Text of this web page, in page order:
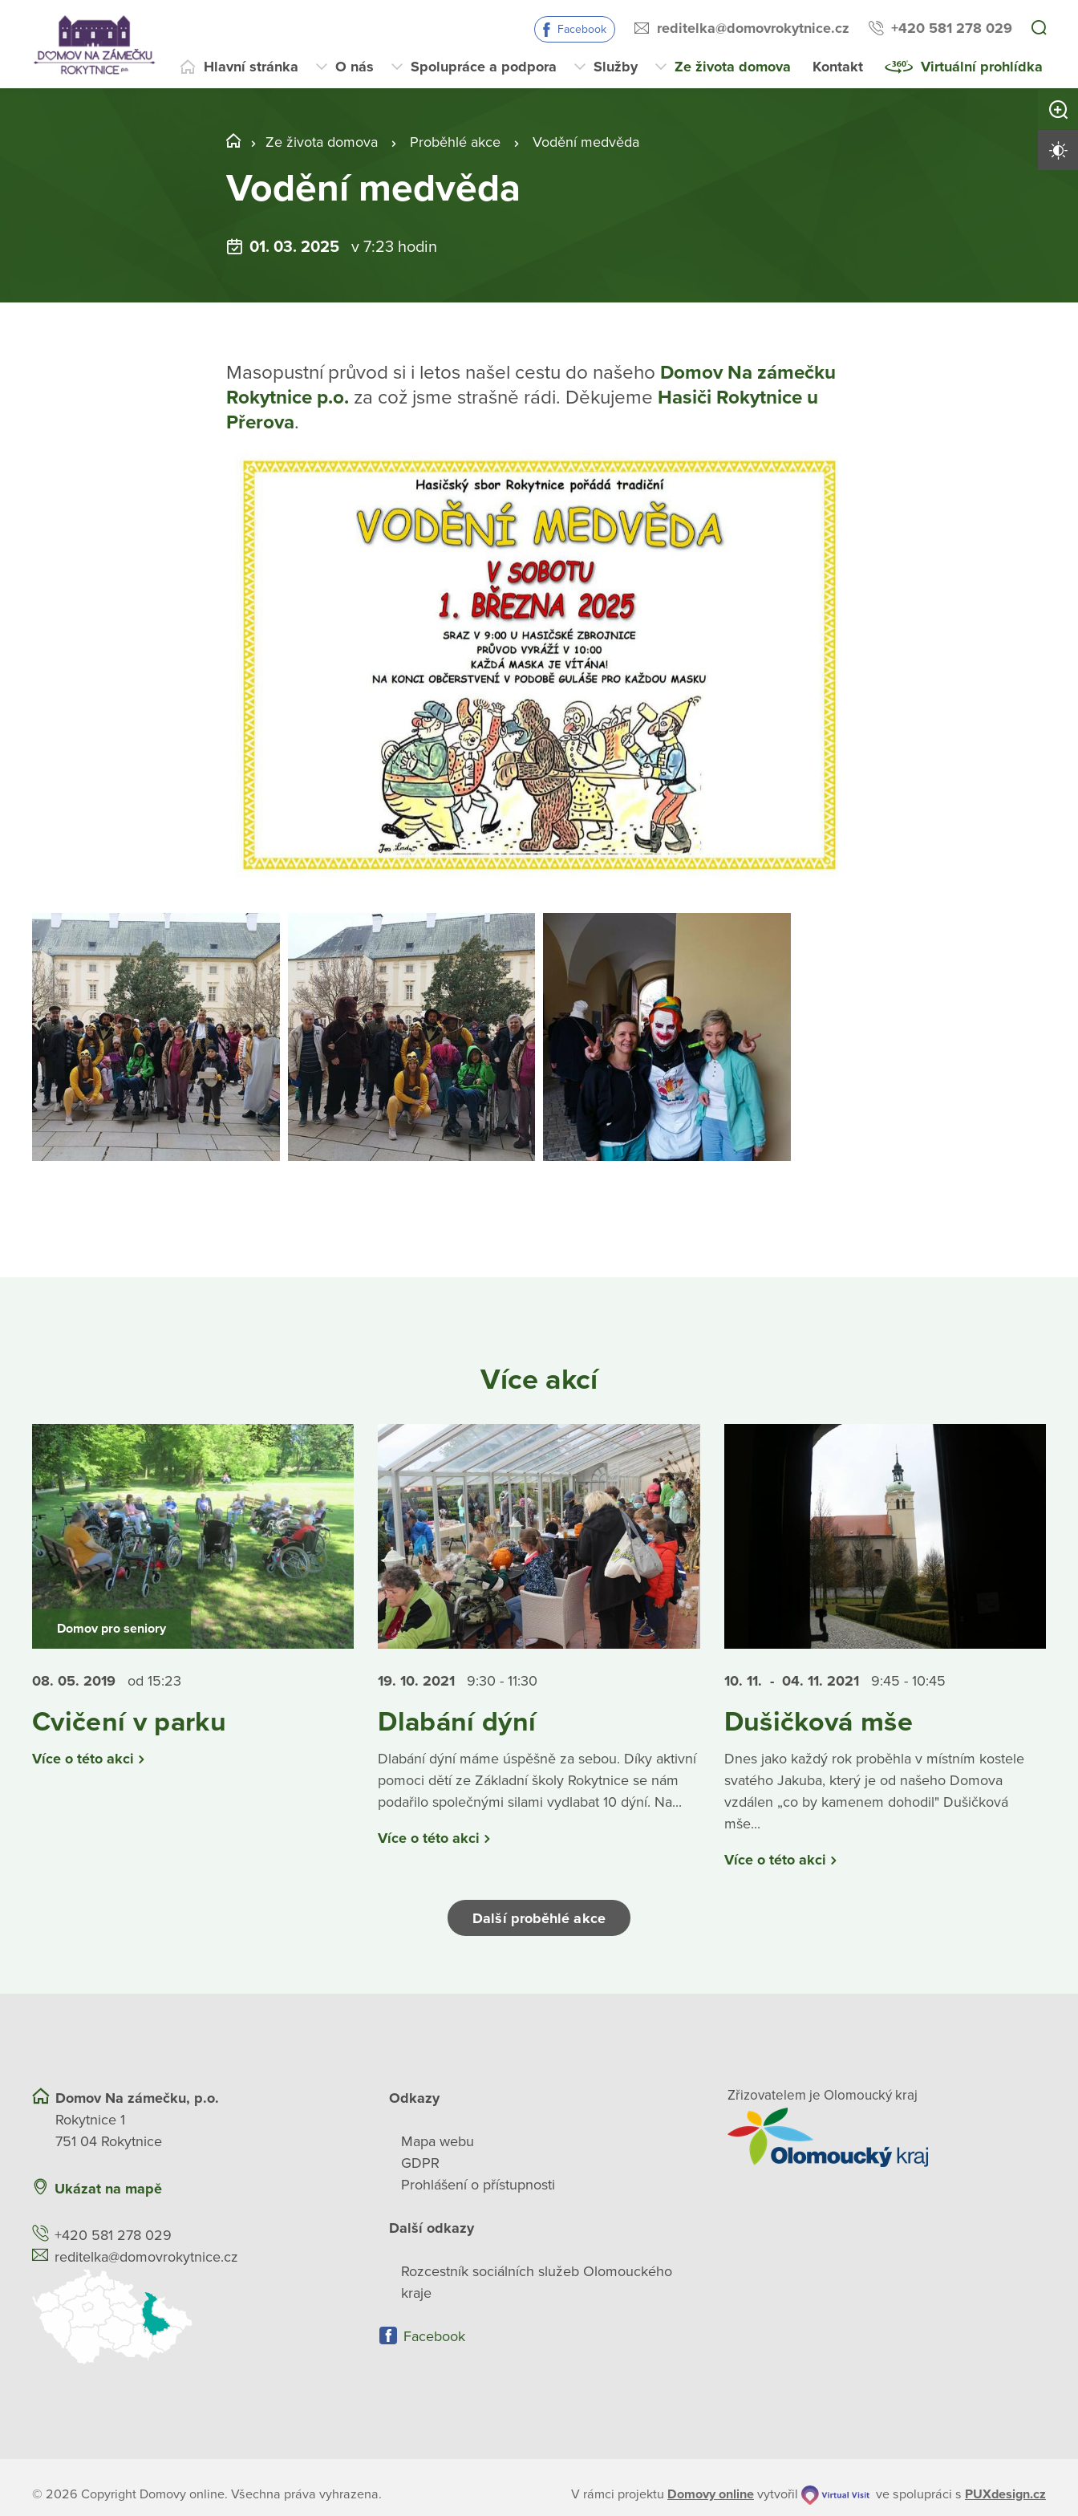
Facebook reditelka@domovrokytnice.cz +420 581 278 029
Hlavní stránka O nás Spolupráce a podpora Služby Ze života domova Kontakt Virtuální prohlídka
Ze života domova Proběhlé akce Vodění medvěda
Vodění medvěda
01. 03. 2025 v 7:23 hodin
Masopustní průvod si i letos našel cestu do našeho Domov Na zámečku
Rokytnice p.o. za což jsme strašně rádi. Děkujeme Hasiči Rokytnice u
Přerova.
Více akcí
Domov pro seniory
08. 05. 2019 od 15:23
Cvičení v parku
Více o této akci
19. 10.2021 9:30 - 11:30
Dlabání dýní
Dlabání dýní máme úspěšně za sebou. Díky aktivní
pomoci dětí ze Základní školy Rokytnice se nám
podařilo společnými silami vydlabat 10 dýní. Na...
Více o této akci
10. 11. - 04. 11. 2021 9:45 - 10:45
Dušičková mše
Dnes jako každý rok proběhla v místním kostele
svatého Jakuba, který je od našeho Domova
vzdálen „co by kamenem dohodil" Dušičková
mše...
Více o této akci
Další proběhlé akce
Domov Na zámečku, p.o.
Rokytnice 1
751 04 Rokytnice
Ukázat na mapě
+420 581 278 029
reditelka@domovrokytnice.cz
Odkazy
Mapa webu
GDPR
Prohlášení o přístupnosti
Další odkazy
Rozcestník sociálních služeb Olomouckého
kraje
Facebook
Zřizovatelem je Olomoucký kraj
© 2026 Copyright Domovy online. Všechna práva vyhrazena. V rámci projektu Domovy online vytvořil ve spolupráci s PUXdesign.cz